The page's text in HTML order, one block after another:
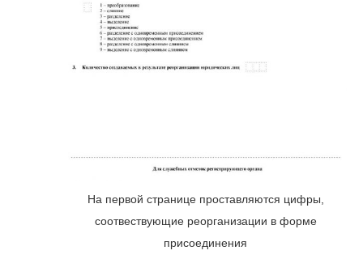
На первой странице проставляются цифры,
соотвествующие реорганизации в форме
присоединения